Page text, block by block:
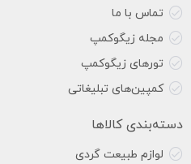
تماس با ما
مجله زیگوکمپ
تورهای زیگوکمپ
کمپین‌های تبلیغاتی
دسته‌بندی کالاها
لوازم طبیعت گردی